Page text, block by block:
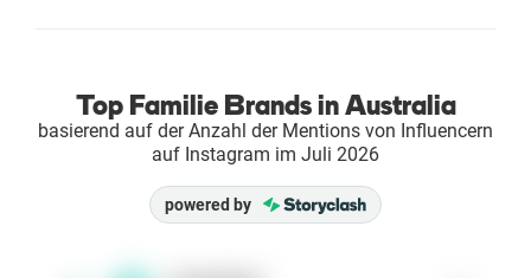
Success Stories
Top Familie Brands in Australia
basierend auf der Anzahl der Mentions von Influencern
auf Instagram im Juli 2026
powered by